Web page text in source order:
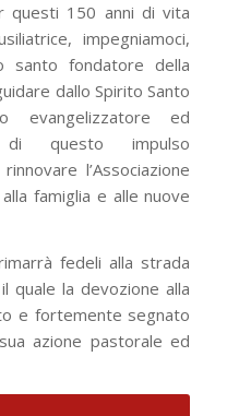
questi 150 anni di vita
impegniamoci,
santo fondatore della
dallo Spirito Santo
evangelizzatore ed
di questo impulso
l’Associazione
famiglia e alle nuove
fedeli alla strada
quale la devozione alla
e fortemente segnato
azione pastorale ed